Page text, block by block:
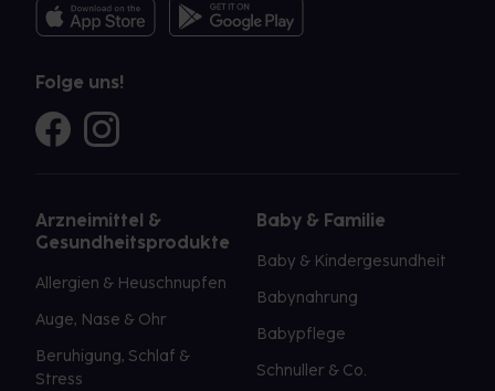
Folge uns!
Arzneimittel &
Gesundheitsprodukte
Allergien & Heuschnupfen
Auge, Nase & Ohr
Beruhigung, Schlaf &
Stress
Baby & Familie
Baby & Kindergesundheit
Babynahrung
Babypflege
Schnuller & Co.